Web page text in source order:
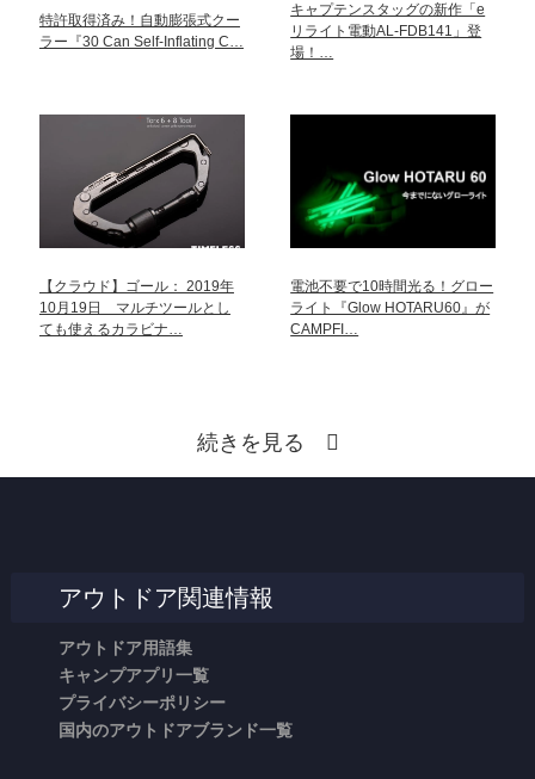
特許取得済み！自動膨張式クー
ラー『30 Can Self-Inflating C…
キャプテンスタッグの新作「e
リライト電動AL-FDB141」登
場！…
【クラウド】ゴール： 2019年
10月19日 マルチツールとし
ても使えるカラビナ…
電池不要で10時間光る！グロー
ライト『Glow HOTARU60』が
CAMPFI…
続きを見る
アウトドア関連情報
アウトドア用語集
キャンプアプリ一覧
プライバシーポリシー
国内のアウトドアブランド一覧